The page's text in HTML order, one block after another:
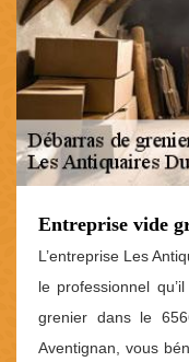
Entreprise vide
L’entreprise Les
le professionnel
grenier dans le
Aventignan, vous